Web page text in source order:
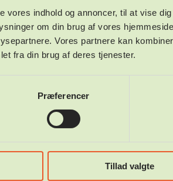
vores indhold og annoncer, til at vise
om din brug af vores
Vores partnere kan
fra din brug af deres tjenester.
Præferencer
Tillad valgte
Varde Friluftsscene, Arnbjergparken